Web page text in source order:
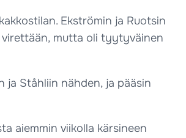
Ekströmin ja Ruotsin
virettään, mutta oli tyytyväinen
ja Ståhliin nähden, ja pääsin
aiemmin viikolla kärsineen